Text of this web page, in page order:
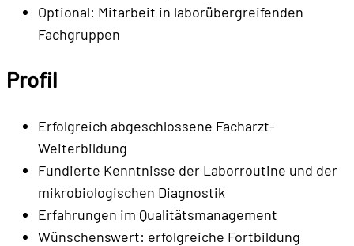
Optional: Mitarbeit in laborübergreifenden
Fachgruppen
Profil
Erfolgreich abgeschlossene Facharzt-
Weiterbildung
Fundierte Kenntnisse der Laborroutine und der
mikrobiologischen Diagnostik
Erfahrungen im Qualitätsmanagement
Wünschenswert: erfolgreiche Fortbildung